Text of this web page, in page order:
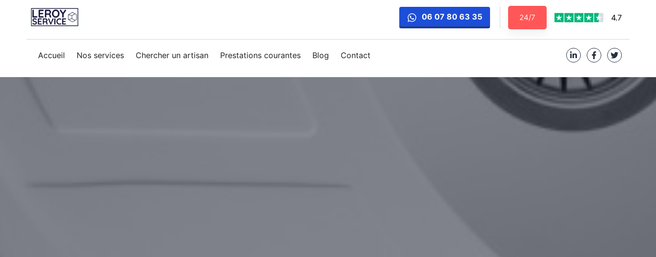
06 07 80 63 35 24/7 4.7
Accueil Nos services Chercher un artisan Prestations courantes Blog Contact